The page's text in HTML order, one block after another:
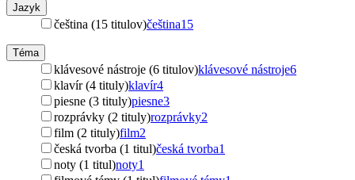
Jazyk
čeština (15 titulov)čeština15
Téma
klávesové nástroje (6 titulov)klávesové nástroje6
klavír (4 tituly)klavír4
piesne (3 tituly)piesne3
rozprávky (2 tituly)rozprávky2
film (2 tituly)film2
česká tvorba (1 titul)česká tvorba1
noty (1 titul)noty1